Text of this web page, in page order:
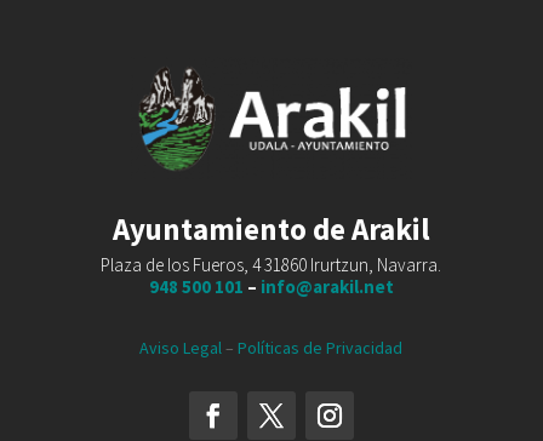
Ayuntamiento de Arakil
Plaza de los Fueros, 4 31860 Irurtzun, Navarra.
948 500 101 – info@arakil.net
Aviso Legal– Políticas de Privacidad